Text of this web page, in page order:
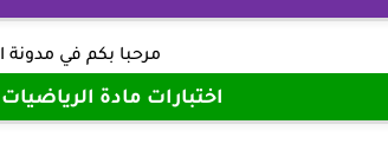
مرحبا بكم في مدونة
اختبارات مادة الرياضيات